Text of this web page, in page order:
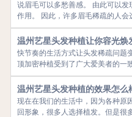
说眉毛可以多愁善感。 由此可以
作用。 因此，许多眉毛稀疏的人会
温州艺星头发种植让你容光焕
快节奏的生活方式让头发稀疏问题
顶加密种植受到了广大爱美者的一
温州艺星头发种植的效果怎么
现在在我们的生活中，因为各种原
回形象，很多人选择植发。但是很